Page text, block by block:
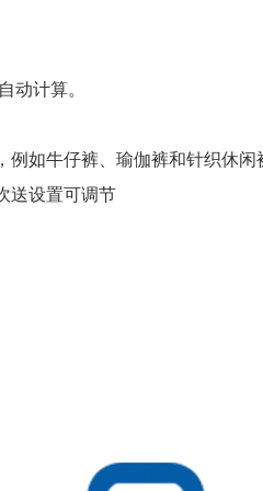
动计算。
例如牛仔裤、瑜伽裤和针织休闲
送设置可调节